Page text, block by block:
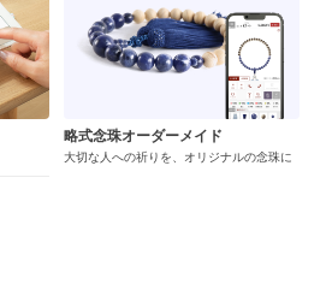
略式念珠オーダーメイド
大切な人への祈りを、オリジナルの念珠に